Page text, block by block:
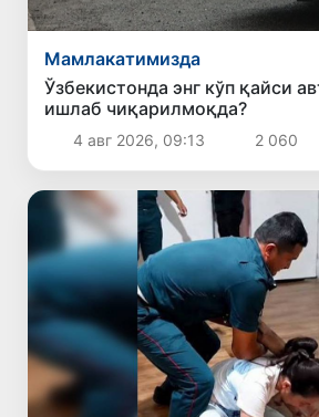
Мамлакатимизда
Ўзбекистонда энг кўп қайси
ишлаб чиқарилмоқда?
4 авг 2026, 09:13 2 060